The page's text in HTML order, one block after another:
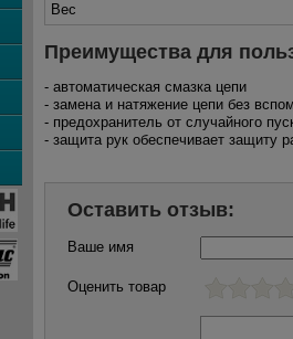
Вес
Преимущества для
- автоматическая смазка цепи
- замена и натяжение цепи без
- предохранитель от случайного
- защита рук обеспечивает защиту
Оставить отзыв:
Ваше имя
Оценить товар